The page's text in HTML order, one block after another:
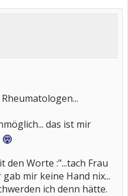
das ist mir
Worte :"...tach Frau
gab mir keine Hand nix...
ich denn hätte.